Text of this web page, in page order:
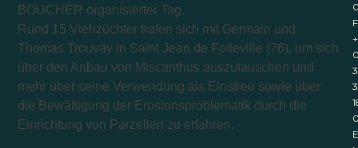
BOUCHER organisierter Tag.
Rund 15 Viehzüchter trafen sich mit Germain und
Thomas Trouvay in Saint Jean de Folleville (76), um sich
über den Anbau von Miscanthus auszutauschen und
mehr über seine Verwendung als Einstreu sowie über
die Bewältigung der Erosionsproblematik durch die
Einrichtung von Parzellen zu erfahren.